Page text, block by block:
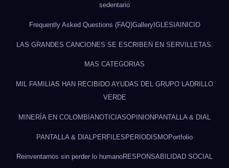
sedentario
Frequently Asked Questions (FAQ)GalleryIGLESIA INICIO
LAS GRANDES CANCIONES SE ESCRIBEN EN SERVILLETAS.
MAS CATEGORIAS
MIL FAMILIAS HAN RECIBIDO AYUDAS DEL GRUPO LADRILLO
VERDE
MINERÍA EN COLOMBIA NOTICIASOPINION PANTALLA & DIAL
PANTALLA & DIAL PERFILESPERIODISMOPortfolio
Reinventarnos sin perder lo humanoRESPONSABILIDAD SOCIAL